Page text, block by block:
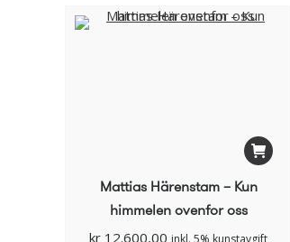
Mattias Härenstam – Kun
himmelen ovenfor oss
kr 12.600,00 inkl. 5% kunstavgift